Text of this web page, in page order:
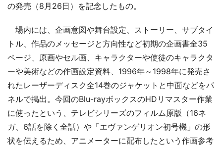
の発売（8月26日）を記念したもの。
場内には、企画意図や舞台設定、ストーリー、サブタイ
トル、作品のメッセージと方向性など初期の企画書全35
ページ、原画やセル画、キャラクターや使徒のキャラクタ
ーや美術などの作画設定資料、1996年～1998年に発売さ
れたレーザーディスク全14巻のジャケットと中面などをパ
ネルで掲出。今回のBlu-rayボックスのHDリマスター作業
に使ったという、テレビシリーズのフィルム原版（16ネ
ガ、6話を除く全話）や「エヴァンゲリオン初号機」の形
状を伝えるため、アニメーターに配布したという作画参考